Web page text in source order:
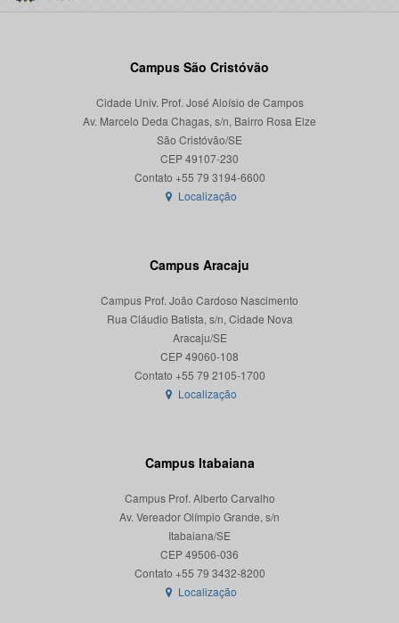
Campus São Cristóvão
Cidade Univ. Prof. José Aloísio de Campos
Av. Marcelo Deda Chagas, s/n, Bairro Rosa Elze
São Cristóvão/SE
CEP 49107-230
Localização
Campus Aracaju
Campus Prof. João Cardoso Nascimento
Rua Cláudio Batista, s/n, Cidade Nova
Aracaju/SE
CEP 49060-108
Localização
Campus Itabaiana
Campus Prof. Alberto Carvalho
Av. Vereador Olímpio Grande, s/n
Itabaiana/SE
CEP 49506-036
Localização